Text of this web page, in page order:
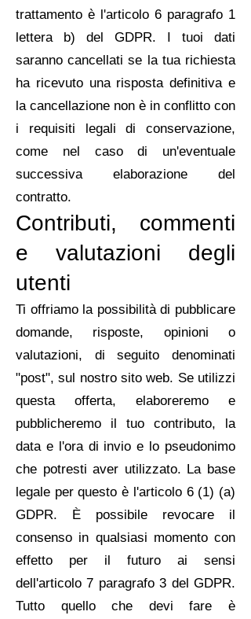
trattamento è l'articolo 6 paragrafo 1
lettera b) del GDPR. I tuoi dati
saranno cancellati se la tua richiesta
ha ricevuto una risposta definitiva e
la cancellazione non è in conflitto con
i requisiti legali di conservazione,
come nel caso di un'eventuale
successiva elaborazione del
contratto.
Contributi, commenti
e valutazioni degli
utenti
Ti offriamo la possibilità di pubblicare
domande, risposte, opinioni o
valutazioni, di seguito denominati
"post", sul nostro sito web. Se utilizzi
questa offerta, elaboreremo e
pubblicheremo il tuo contributo, la
data e l'ora di invio e lo pseudonimo
che potresti aver utilizzato. La base
legale per questo è l'articolo 6 (1) (a)
GDPR. È possibile revocare il
consenso in qualsiasi momento con
effetto per il futuro ai sensi
dell'articolo 7 paragrafo 3 del GDPR.
Tutto quello che devi fare è